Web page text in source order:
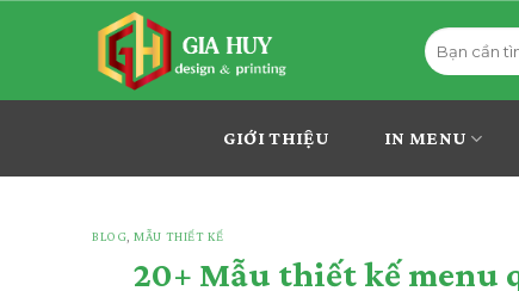
dung
Tìm
kiếm:
GIỚI THIỆU IN MENU
BLOG ,MẪU THIẾT KẾ
20+ Mẫu thiết kế menu